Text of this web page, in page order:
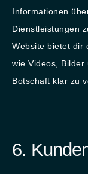
Informationen
Dienstleistungen
Website bietet dir
wie Videos,
Botschaft klar zu
6.